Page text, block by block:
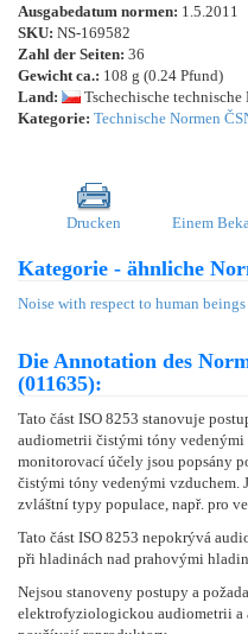
Ausgabedatum normen: 1.5.2011
SKU: NS-169582
Zahl der Seiten: 36
Gewicht ca.: 108 g (0.24 Pfund)
Land:
Tschechische technische
Kategorie: Technische Normen
Drucken Einem
Kategorie - ähnliche
Noise with respect to human beings
Die Annotation des
(011635):
Tato část ISO 8253 stanovuje
audiometrii čistými tóny vedenými
monitorovací účely jsou popsány
čistými tóny vedenými vzduchem.
zvláštní typy populace, např. pro
Tato část ISO 8253 nepokrývá
při hladinách nad prahovými
Nejsou stanoveny postupy a
elektrofyziologickou audiometrii a